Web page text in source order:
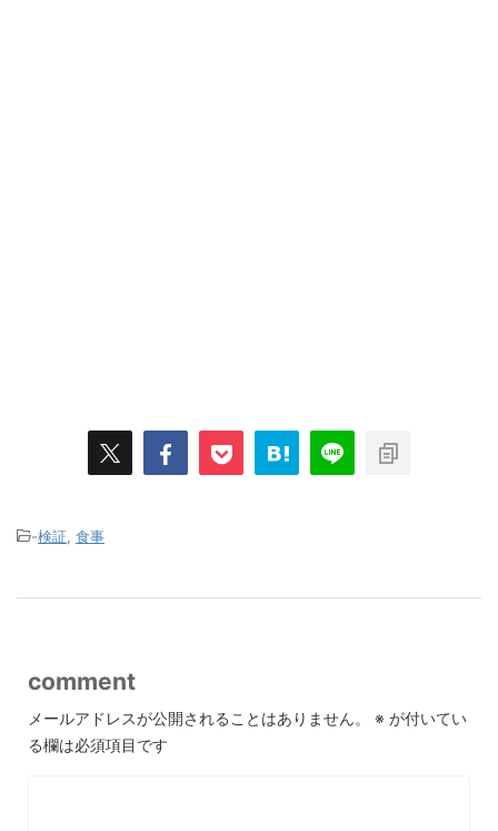
-検証 食事
comment
メールアドレスが公開されることはありません。 ※ が付いてい
る欄は必須項目です